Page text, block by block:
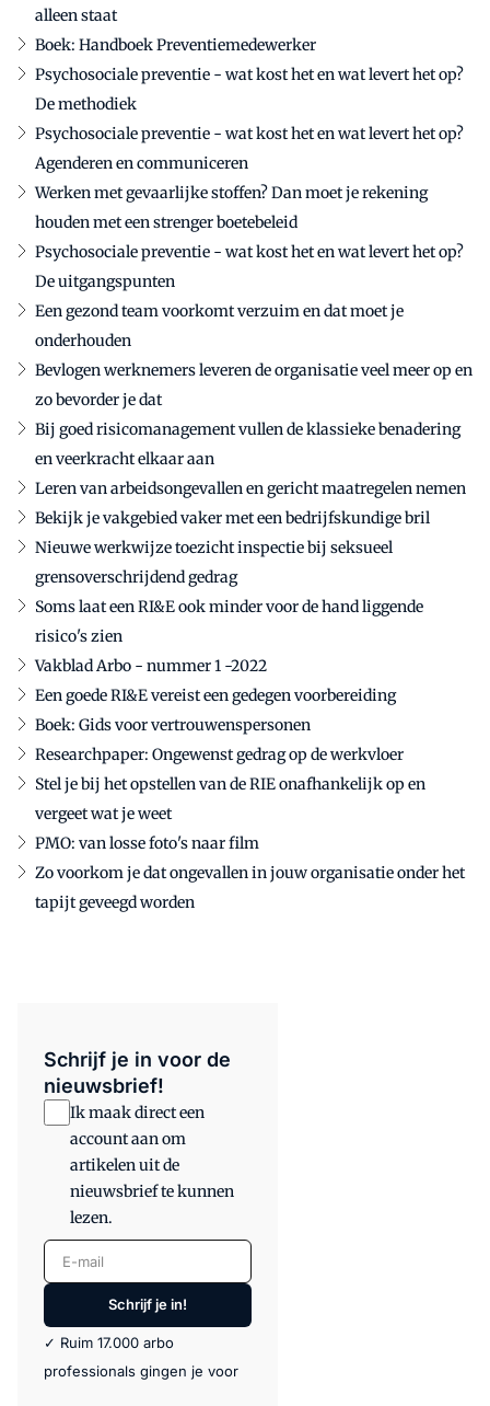
alleen staat
Boek: Handboek Preventiemedewerker
Psychosociale preventie - wat kost het en wat levert het op?
De methodiek
Psychosociale preventie - wat kost het en wat levert het op?
Agenderen en communiceren
Werken met gevaarlijke stoffen? Dan moet je rekening
houden met een strenger boetebeleid
Psychosociale preventie - wat kost het en wat levert het op?
De uitgangspunten
Een gezond team voorkomt verzuim en dat moet je
onderhouden
Bevlogen werknemers leveren de organisatie veel meer op en
zo bevorder je dat
Bij goed risicomanagement vullen de klassieke benadering
en veerkracht elkaar aan
Leren van arbeidsongevallen en gericht maatregelen nemen
Bekijk je vakgebied vaker met een bedrijfskundige bril
Nieuwe werkwijze toezicht inspectie bij seksueel
grensoverschrijdend gedrag
Soms laat een RI&E ook minder voor de hand liggende
risico's zien
Vakblad Arbo - nummer 1 -2022
Een goede RI&E vereist een gedegen voorbereiding
Boek: Gids voor vertrouwenspersonen
Researchpaper: Ongewenst gedrag op de werkvloer
Stel je bij het opstellen van de RIE onafhankelijk op en
vergeet wat je weet
PMO: van losse foto's naar film
Zo voorkom je dat ongevallen in jouw organisatie onder het
tapijt geveegd worden
Schrijf je in voor de
nieuwsbrief!
Ik maak direct een
account aan om
artikelen uit de
nieuwsbrief te kunnen
lezen.
E-mail
Schrijf je in!
✓ Ruim 17.000 arbo
professionals gingen je voor